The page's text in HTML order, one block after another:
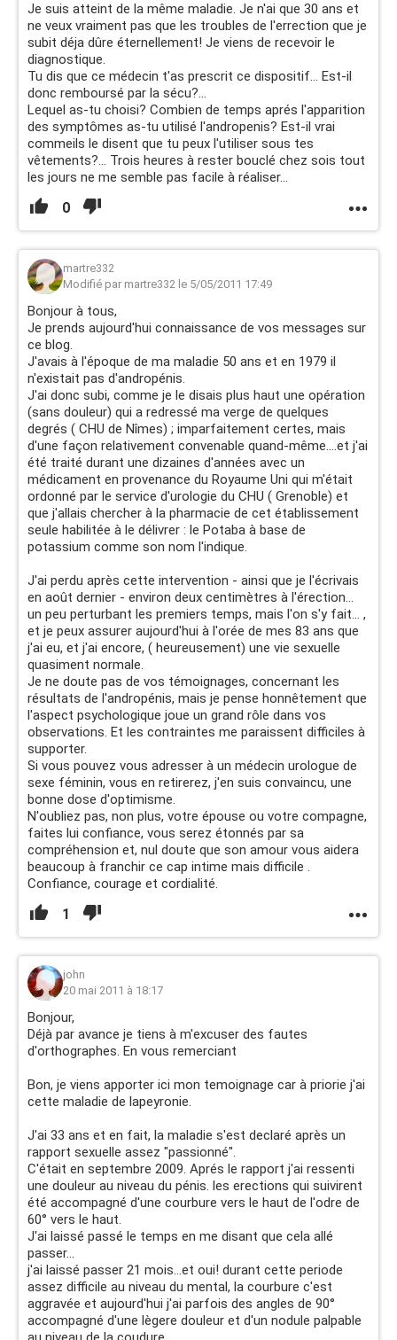
Je suis atteint de la même maladie. Je n'ai que 30 ans et
ne veux vraiment pas que les troubles de l'errection que je
subit déja dûre éternellement! Je viens de recevoir le
diagnostique.
Tu dis que ce médecin t'as prescrit ce dispositif... Est-il
donc remboursé par la sécu?...
Lequel as-tu choisi? Combien de temps aprés l'apparition
des symptômes as-tu utilisé l'andropenis? Est-il vrai
commeils le disent que tu peux l'utiliser sous tes
vêtements?... Trois heures à rester bouclé chez sois tout
les jours ne me semble pas facile à réaliser...
0
martre332
Modifié par martre332 le 5/05/2011 17:49
Bonjour à tous,
Je prends aujourd'hui connaissance de vos messages sur
ce blog.
J'avais à l'époque de ma maladie 50 ans et en 1979 il
n'existait pas d'andropénis.
J'ai donc subi, comme je le disais plus haut une opération
(sans douleur) qui a redressé ma verge de quelques
degrés ( CHU de Nîmes) ; imparfaitement certes, mais
d'une façon relativement convenable quand-même....et j'ai
été traité durant une dizaines d'années avec un
médicament en provenance du Royaume Uni qui m'était
ordonné par le service d'urologie du CHU ( Grenoble) et
que j'allais chercher à la pharmacie de cet établissement
seule habilitée à le délivrer : le Potaba à base de
potassium comme son nom l'indique.
J'ai perdu après cette intervention - ainsi que je l'écrivais
en août dernier - environ deux centimètres à l'érection...
un peu perturbant les premiers temps, mais l'on s'y fait... ,
et je peux assurer aujourd'hui à l'orée de mes 83 ans que
j'ai eu, et j'ai encore, ( heureusement) une vie sexuelle
quasiment normale.
Je ne doute pas de vos témoignages, concernant les
résultats de l'andropénis, mais je pense honnêtement que
l'aspect psychologique joue un grand rôle dans vos
observations. Et les contraintes me paraissent difficiles à
supporter.
Si vous pouvez vous adresser à un médecin urologue de
sexe féminin, vous en retirerez, j'en suis convaincu, une
bonne dose d'optimisme.
N'oubliez pas, non plus, votre épouse ou votre compagne,
faites lui confiance, vous serez étonnés par sa
compréhension et, nul doute que son amour vous aidera
beaucoup à franchir ce cap intime mais difficile .
Confiance, courage et cordialité.
1
john
20 mai 2011 à 18:17
Bonjour,
Déjà par avance je tiens à m'excuser des fautes
d'orthographes. En vous remerciant
Bon, je viens apporter ici mon temoignage car à priorie j'ai
cette maladie de lapeyronie.
J'ai 33 ans et en fait, la maladie s'est declaré après un
rapport sexuelle assez "passionné".
C'était en septembre 2009. Aprés le rapport j'ai ressenti
une douleur au niveau du pénis. les erections qui suivirent
été accompagné d'une courbure vers le haut de l'odre de
60° vers le haut.
J'ai laissé passé le temps en me disant que cela allé
passer...
j'ai laissé passer 21 mois...et oui! durant cette periode
assez difficile au niveau du mental, la courbure c'est
aggravée et aujourd'hui j'ai parfois des angles de 90°
accompagné d'une lègere douleur et d'un nodule palpable